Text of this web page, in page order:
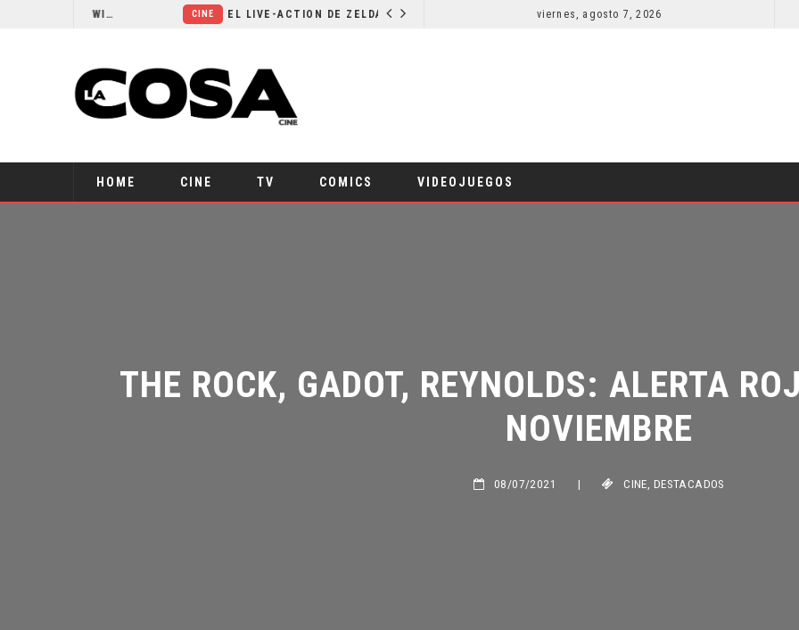
EL LIVE-ACTION DE ZELDA ELIGE A SU VILLANO viernes, agosto 7, 2026
HOME CINE TV COMICS VIDEOJUEGOS
THE ROCK, GADOT, REYNOLDS: ALERTA
NOVIEMBRE